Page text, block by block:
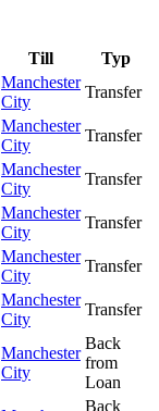
Till
Typ
Manchester
City
Transfer
Manchester
City
Transfer
Manchester
City
Transfer
Manchester
City
Transfer
Manchester
City
Transfer
Manchester
City
Transfer
Manchester
City
Back
from
Loan
Back